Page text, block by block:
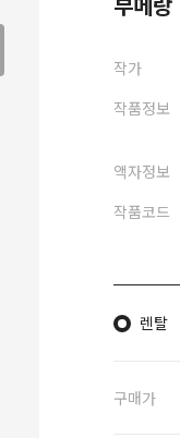
작가
작품정보
액자정보
작품코드
렌탈
구매가